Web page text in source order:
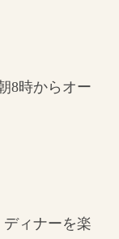
8時からオー
ィナーを楽